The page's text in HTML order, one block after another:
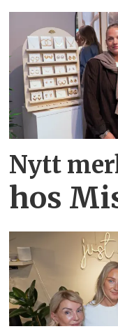
Nytt
hos